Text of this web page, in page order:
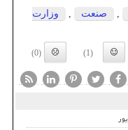
, صنعت ,
وزارت
(1)
(0)